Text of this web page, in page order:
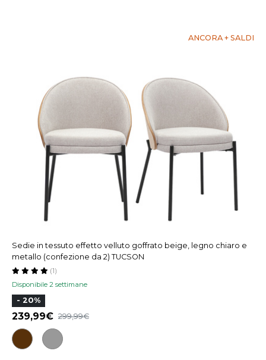
ANCORA + SALDI
Sedie in tessuto effetto velluto goffrato beige, legno chiaro e
metallo (confezione da 2) TUCSON
Disponibile 2 settimane
(1)
- 20%
239,99 299,99